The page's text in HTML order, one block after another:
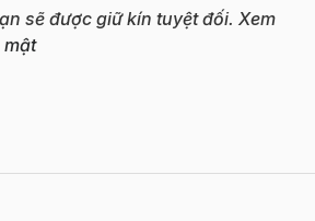
sẽ được giữ kín tuyệt đối. Xem
mật